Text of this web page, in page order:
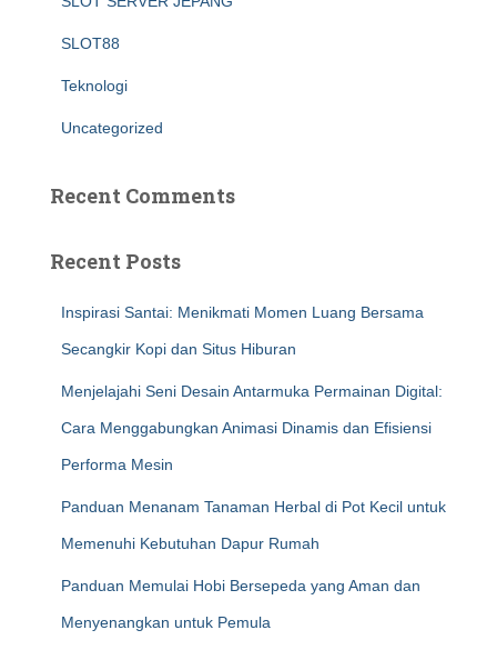
SLOT88
Teknologi
Uncategorized
Recent Comments
Recent Posts
Inspirasi Santai: Menikmati Momen Luang Bersama
Secangkir Kopi dan Situs Hiburan
Menjelajahi Seni Desain Antarmuka Permainan Digital:
Cara Menggabungkan Animasi Dinamis dan Efisiensi
Performa Mesin
Panduan Menanam Tanaman Herbal di Pot Kecil untuk
Memenuhi Kebutuhan Dapur Rumah
Panduan Memulai Hobi Bersepeda yang Aman dan
Menyenangkan untuk Pemula